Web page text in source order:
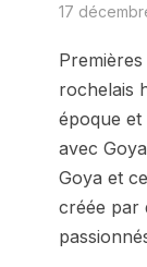
17
rochelais
époque et
avec
Goya et
créée par